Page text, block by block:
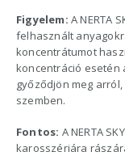
Figyelem: A NERTA
felhasznált
koncentrátumot
koncentráció esetén
győződjön meg
szemben.
Fontos: A NERTA
karosszériára